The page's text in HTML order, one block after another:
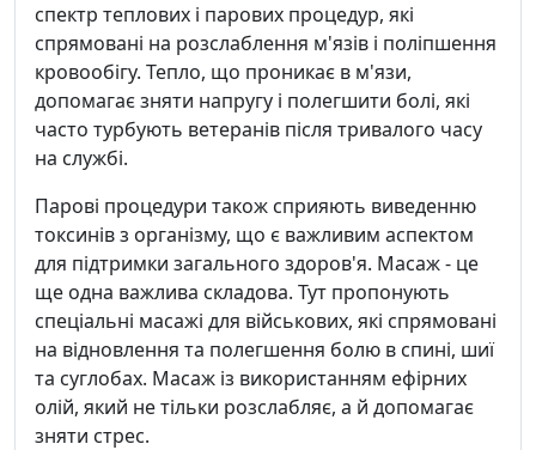
спектр теплових і парових процедур, які
спрямовані на розслаблення м'язів і поліпшення
кровообігу. Тепло, що проникає в м'язи,
допомагає зняти напругу і полегшити болі, які
часто турбують ветеранів після тривалого часу
на службі.
Парові процедури також сприяють виведенню
токсинів з організму, що є важливим аспектом
для підтримки загального здоров'я. Масаж - це
ще одна важлива складова. Тут пропонують
спеціальні масажі для військових, які спрямовані
на відновлення та полегшення болю в спині, шиї
та суглобах. Масаж із використанням ефірних
олій, який не тільки розслабляє, а й допомагає
зняти стрес.